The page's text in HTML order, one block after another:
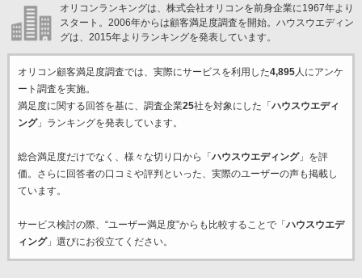
オリコンランキングは、株式会社オリコンを前身企業に1967年より
スタート。2006年からは顧客満足度調査を開始。ハウスウエディン
グは、2015年よりランキングを発表しています。
オリコン顧客満足度調査では、実際にサービスを利用した4,895人にアンケ
ート調査を実施。
満足度に関する回答を基に、調査企業25社を対象にした「 ハウスウエディ
ング」ランキングを発表しています。
総合満足度だけでなく、様々な切り口から「 ハウスウエディング」を評
価。さらに回答者の口コミや評判といった、実際のユーザーの声も掲載し
ています。
サービス検討の際、“ユーザー満足度”からも比較することで「 ハウスウエデ
ィング」選びにお役立てください。